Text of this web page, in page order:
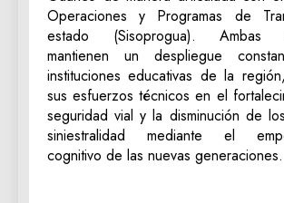
Operaciones y Programas de
estado (Sisoprogua). Ambas
mantienen un despliegue
instituciones educativas de la
sus esfuerzos técnicos en el
seguridad vial y la disminución de
siniestralidad mediante el
cognitivo de las nuevas generaciones.